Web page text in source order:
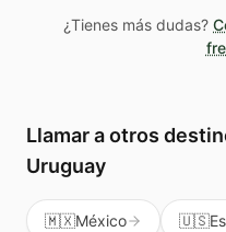
mientras tengas la
usarlos cuando los
¿Tienes más dudas?
Llamar a otros
Uruguay
🇲🇽México 🇺🇸